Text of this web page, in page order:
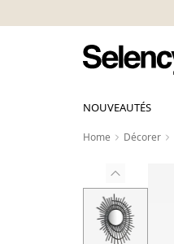
NOUVEAUTÉS
Home Décorer